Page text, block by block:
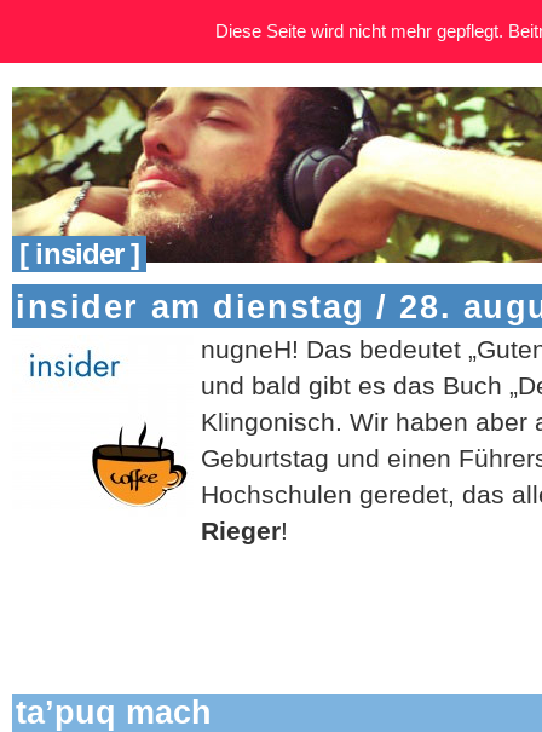
[ insider ]
insider am dienstag / 28.
nugneH! Das bedeutet
und bald gibt es das Buch
Klingonisch. Wir haben aber
Geburtstag und einen
Hochschulen geredet, das
Rieger!
ta’puq mach
Diese Seite wird nicht mehr gepflegt.